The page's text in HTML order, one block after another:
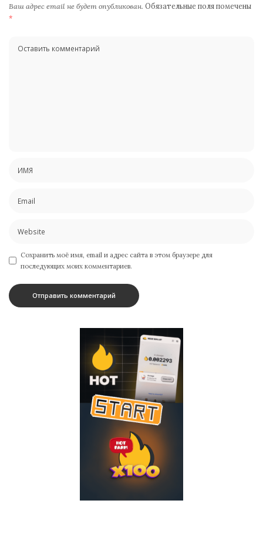
Ваш адрес email не будет опубликован. Обязательные поля помечены
*
Сохранить моё имя, email и адрес сайта в этом браузере для
последующих моих комментариев.